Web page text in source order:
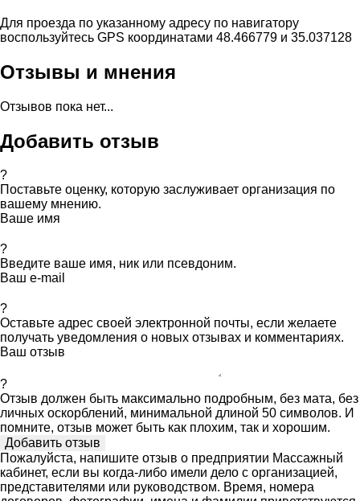
Для проезда по указанному адресу по навигатору
воспользуйтесь GPS координатами 48.466779 и 35.037128
Отзывы и мнения
Отзывов пока нет...
Добавить отзыв
?
Поставьте оценку, которую заслуживает организация по
вашему мнению.
Ваше имя
?
Введите ваше имя, ник или псевдоним.
Ваш e-mail
?
Оставьте адрес своей электронной почты, если желаете
получать уведомления о новых отзывах и комментариях.
Ваш отзыв
?
Отзыв должен быть максимально подробным, без мата, без
личных оскорблений, минимальной длиной 50 символов. И
помните, отзыв может быть как плохим, так и хорошим.
Пожалуйста, напишите отзыв о предприятии Массажный
кабинет, если вы когда-либо имели дело с организацией,
представителями или руководством. Время, номера